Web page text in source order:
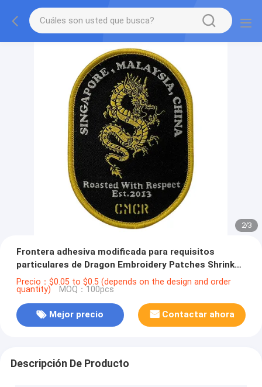
2/3
Frontera adhesiva modificada para requisitos
particulares de Dragon Embroidery Patches Shrink
Proof Merrow del derretimiento
Precio：$0.05 to $0.5 (depends on the design and order
quantity) MOQ：100pcs
Mejor precio Contactar ahora
Descripción De Producto